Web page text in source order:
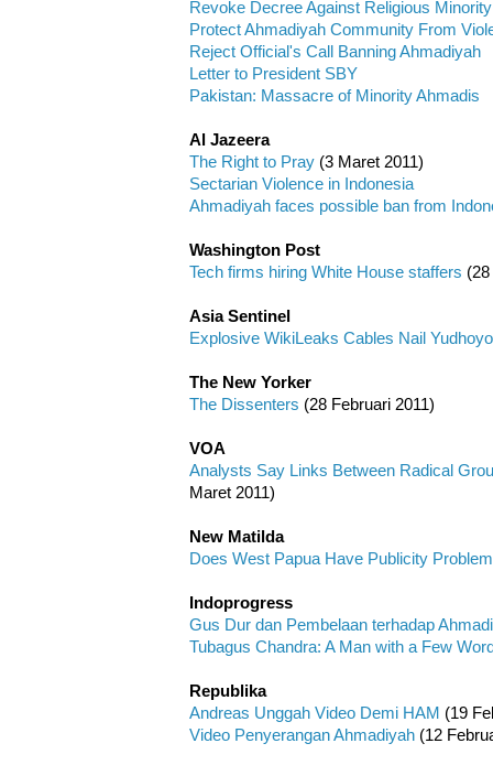
Revoke Decree Against Religious Minority
Protect Ahmadiyah Community From
Reject Official's Call Banning Ahmadiyah
Letter to President SBY
Pakistan: Massacre of Minority Ahmadis
Al Jazeera
The Right to Pray (3 Maret 2011)
Sectarian Violence in Indonesia
Ahmadiyah faces possible ban from
Washington Post
Tech firms hiring White House staffers
Asia Sentinel
Explosive WikiLeaks Cables Nail
The New Yorker
The Dissenters (28 Februari 2011)
VOA
Analysts Say Links Between Radical
Maret 2011)
New Matilda
Does West Papua Have Publicity
Indoprogress
Gus Dur dan Pembelaan terhadap
Tubagus Chandra: A Man with a Few
Republika
Andreas Unggah Video Demi HAM (19
Video Penyerangan Ahmadiyah (12